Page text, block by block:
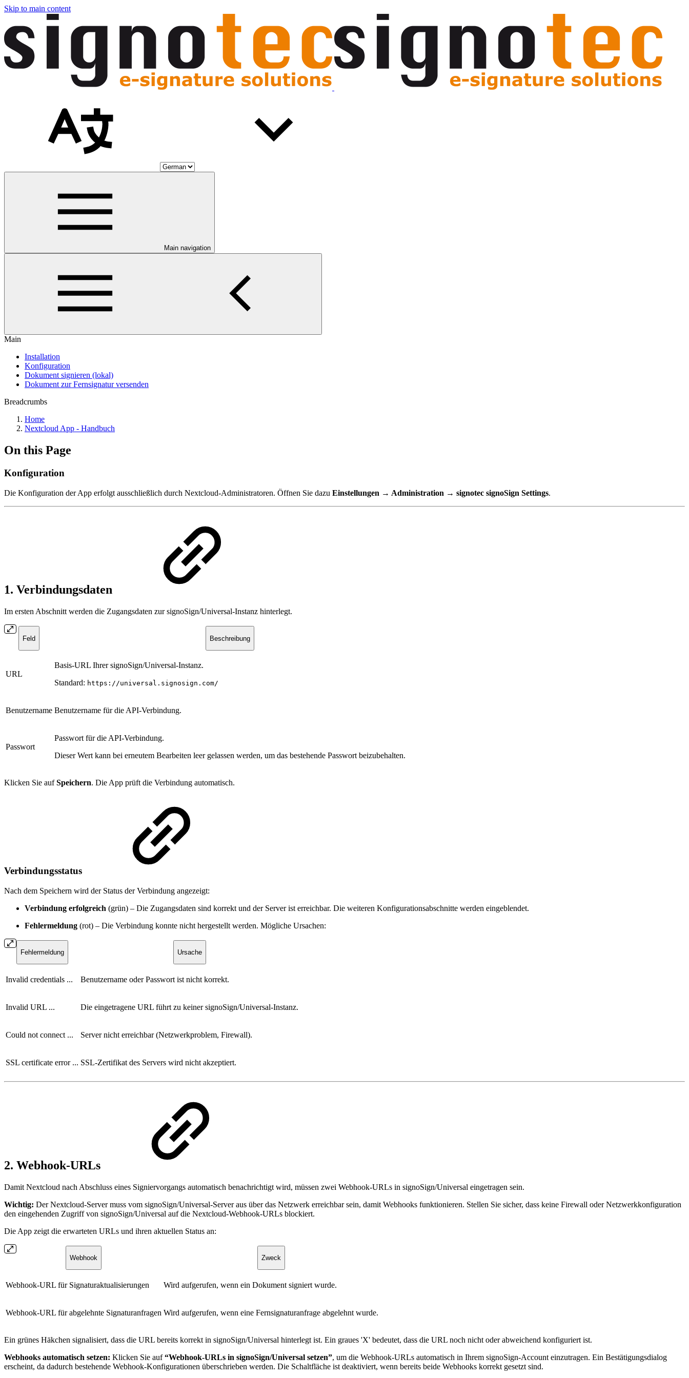
Skip to main content
Main navigation
Main
Installation
Konfiguration
Dokument signieren (lokal)
Dokument zur Fernsignatur versenden
Breadcrumbs
Home
Nextcloud App - Handbuch
On this Page
Konfiguration
Die Konfiguration der App erfolgt ausschließlich durch Nextcloud-Administratoren. Öffnen Sie dazu Einstellungen → Administration → signotec signoSign Settings.
1. Verbindungsdaten
Im ersten Abschnitt werden die Zugangsdaten zur signoSign/Universal-Instanz hinterlegt.
Feld Beschreibung
URL
Basis-URL Ihrer signoSign/Universal-Instanz.
Standard: https://universal.signosign.com/
Benutzername Benutzername für die API-Verbindung.
Passwort
Passwort für die API-Verbindung.
Dieser Wert kann bei erneutem Bearbeiten leer gelassen werden, um das bestehende Passwort beizubehalten.
Klicken Sie aufSpeichern. Die App prüft die Verbindung automatisch.
Verbindungsstatus
Nach dem Speichern wird der Status der Verbindung angezeigt:
Verbindung erfolgreich (grün) – Die Zugangsdaten sind korrekt und der Server ist erreichbar. Die weiteren Konfigurationsabschnitte werden eingeblendet.
Fehlermeldung (rot) – Die Verbindung konnte nicht hergestellt werden. Mögliche Ursachen:
Fehlermeldung Ursache
Invalid credentials ... Benutzername oder Passwort ist nicht korrekt.
Invalid URL ... Die eingetragene URL führt zu keiner signoSign/Universal-Instanz.
Could not connect ... Server nicht erreichbar (Netzwerkproblem, Firewall).
SSL certificate error ... SSL-Zertifikat des Servers wird nicht akzeptiert.
2. Webhook-URLs
Damit Nextcloud nach Abschluss eines Signiervorgangs automatisch benachrichtigt wird, müssen zwei Webhook-URLs in signoSign/Universal eingetragen sein.
Wichtig: Der Nextcloud-Server muss vom signoSign/Universal-Server aus über das Netzwerk erreichbar sein, damit Webhooks funktionieren. Stellen Sie sicher, dass keine Firewall oder Netzwerkkonfiguration
den eingehenden Zugriff von signoSign/Universal auf die Nextcloud-Webhook-URLs blockiert.
Die App zeigt die erwarteten URLs und ihren aktuellen Status an:
Webhook Zweck
Webhook-URL für Signaturaktualisierungen Wird aufgerufen, wenn ein Dokument signiert wurde.
Webhook-URL für abgelehnte Signaturanfragen Wird aufgerufen, wenn eine Fernsignaturanfrage abgelehnt wurde.
Ein grünes Häkchen signalisiert, dass die URL bereits korrekt in signoSign/Universal hinterlegt ist. Ein graues 'X' bedeutet, dass die URL noch nicht oder abweichend konfiguriert ist.
Webhooks automatisch setzen: Klicken Sie auf“Webhook-URLs in signoSign/Universal setzen”, um die Webhook-URLs automatisch in Ihrem signoSign-Account einzutragen. Ein Bestätigungsdialog
erscheint, da dadurch bestehende Webhook-Konfigurationen überschrieben werden. Die Schaltfläche ist deaktiviert, wenn bereits beide Webhooks korrekt gesetzt sind.